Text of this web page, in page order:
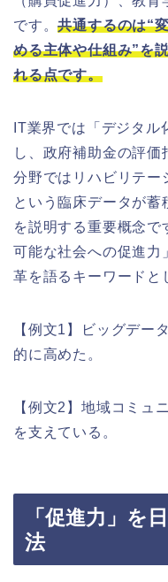
です。共通するのは“
める主体や仕組み”を
れる点です。
IT業界では「デジタ
し、政府補助金の評
分野ではリハビリテー
という臨床データが蓄
を説明する重要概念
可能な社会への促進力
革を語るキーワードと
【例文1】ビッグデー
的に高めた。
【例文2】地域コミュ
を支えている。
「促進力」を
法